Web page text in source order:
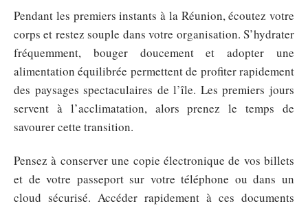
Pendant les premiers instants à la Réunion, écoutez votre
corps et restez souple dans votre organisation. S’hydrater
fréquemment, bouger doucement et adopter une
alimentation équilibrée permettent de profiter rapidement
des paysages spectaculaires de l’île. Les premiers jours
servent à l’acclimatation, alors prenez le temps de
savourer cette transition.
Pensez à conserver une copie électronique de vos billets
et de votre passeport sur votre téléphone ou dans un
cloud sécurisé. Accéder rapidement à ces documents